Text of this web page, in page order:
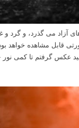
آزاد می گذرد، و گرد
قابل مشاهده
عکس گرفتم تا کمی